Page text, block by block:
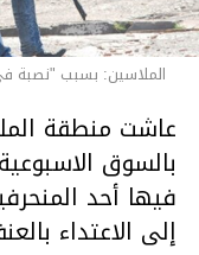
الملاسين: بسبب
عاشت منطقة
بالسوق
فيها أحد
إلى الاعتداء